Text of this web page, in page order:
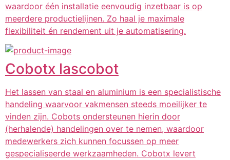
waardoor één installatie eenvoudig inzetbaar is op
meerdere productielijnen. Zo haal je maximale
flexibiliteit én rendement uit je automatisering.
Cobotx lascobot
Het lassen van staal en aluminium is een specialistische
handeling waarvoor vakmensen steeds moeilijker te
vinden zijn. Cobots ondersteunen hierin door
(herhalende) handelingen over te nemen, waardoor
medewerkers zich kunnen focussen op meer
gespecialiseerde werkzaamheden. Cobotx levert